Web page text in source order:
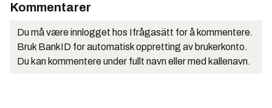
Kommentarer
Du må være innlogget hos Ifrågasätt for å kommentere.
Bruk BankID for automatisk oppretting av brukerkonto.
Du kan kommentere under fullt navn eller med kallenavn.